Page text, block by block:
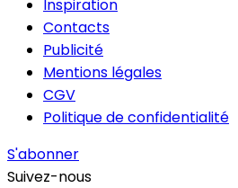
Inspiration
Contacts
Publicité
Mentions légales
CGV
Politique de confidentialité
S'abonner
Suivez-nous